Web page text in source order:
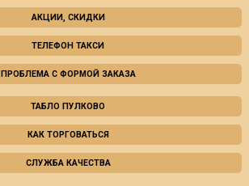
АКЦИИ, СКИДКИ
ТЕЛЕФОН ТАКСИ
ПРОБЛЕМА С ФОРМОЙ ЗАКАЗА
ТАБЛО ПУЛКОВО
КАК ТОРГОВАТЬСЯ
СЛУЖБА КАЧЕСТВА